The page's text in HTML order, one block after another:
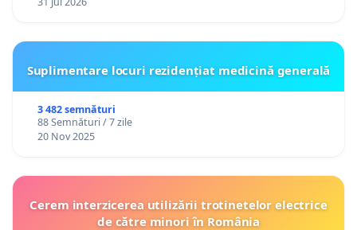
Suplimentare locuri rezidențiat medicină generală
3 482 semnături
88 Semnături / 7 zile
20 Nov 2025
Cerem interzicerea utilizării trotinetelor electrice
de către minori în România